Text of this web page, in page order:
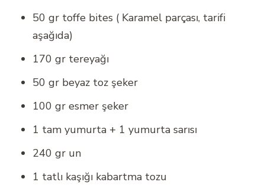
50 gr toffe bites ( Karamel parçası, tarifi
aşağıda)
170 gr tereyağı
50 gr beyaz toz şeker
100 gr esmer şeker
1 tam yumurta + 1 yumurta sarısı
240 gr un
1 tatlı kaşığı kabartma tozu